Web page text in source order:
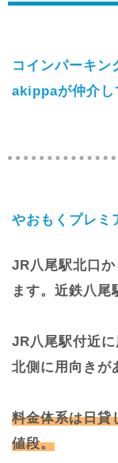
コインパーキン
akippaが仲介し
やおもくプレミ
JR八尾駅北口
ます。近鉄八尾
JR八尾駅付近
北側に用向きが
料金体系は日貸
値段。